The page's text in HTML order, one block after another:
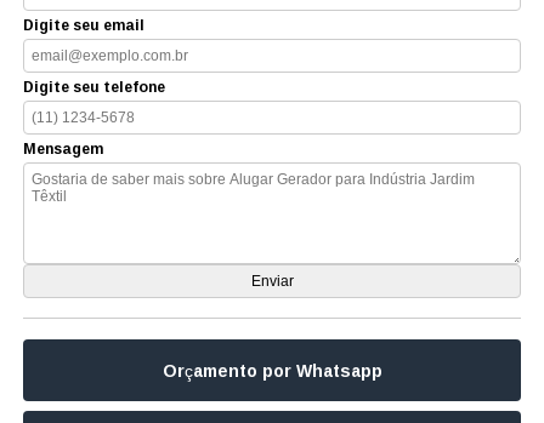
Digite seu email
Digite seu telefone
Mensagem
Orçamento por Whatsapp